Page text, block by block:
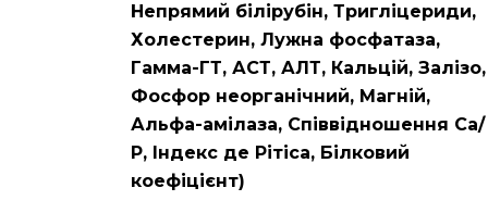
Непрямий білірубін, Тригліцериди,
Холестерин, Лужна фосфатаза,
Гамма-ГТ, АСТ, АЛТ, Кальцій, Залізо,
Фосфор неорганічний, Магній,
Альфа-амілаза, Співвідношення Са/
Р, Індекс де Рітіса, Білковий
коефіцієнт)